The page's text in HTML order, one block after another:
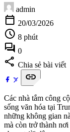
admin
calendar_today 20/03/2026
schedule 8 phút
forum 0
share Chia sẻ bài viết
link
Các nhà tắm công
sống văn hóa tại
những không gian
mà còn trở thành